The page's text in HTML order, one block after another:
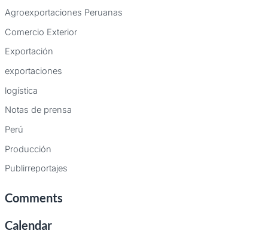
:Agroexportaciones Peruanas
Comercio Exterior
Exportación
exportaciones
logística
Notas de prensa
Perú
Producción
Publirreportajes
Comments
Calendar